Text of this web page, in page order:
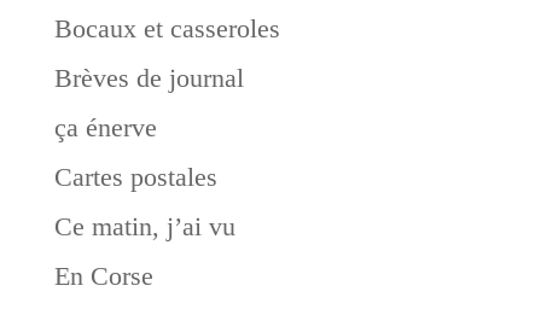
Bocaux et casseroles
Brèves de journal
ça énerve
Cartes postales
Ce matin, j’ai vu
En Corse